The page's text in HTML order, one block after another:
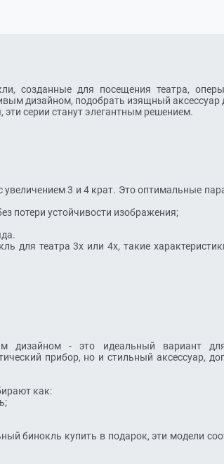
созданные для посещения театра,
дизайном, подобрать изящный аксессуар
серии станут элегантным решением.
увеличением 3 и 4 крат. Это оптимальные
дизайном - это идеальный вариант
прибор, но и стильный аксессуар,